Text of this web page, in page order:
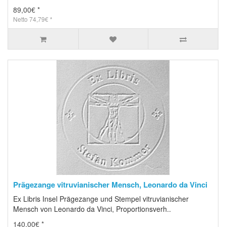
89,00€ *
Netto 74,79€ *
Prägezange vitruvianischer Mensch, Leonardo da Vinci
Ex Libris Insel Prägezange und Stempel vitruvianischer
Mensch von Leonardo da Vinci, Proportionsverh..
140,00€ *